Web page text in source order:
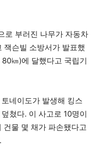
로 부러진 나무가 자동차
잭슨빌 소방서가 발표했
㎞)에 달했다고 국립기
네이도가 발생해 킹스
쳤다. 이 사고로 10명이
건물 몇 채가 파손됐다고